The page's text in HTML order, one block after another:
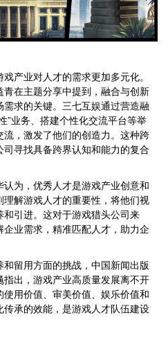
产业对人才的需求更加多元化。
在主题分享中提到，融合与创新
求的关键。三七互娱通过营造融
”业务、搭建个性化交流平台等举
，激发了他们的创造力。这种跨
寻找具备跨界认知和能力的复合
为，优秀人才是游戏产业创意和
解游戏人才的重要性，将他们视
引进。这对于游戏猎头公司来
业需求，精准匹配人才，助力企
留用方面的挑战，中国新闻出版
出，游戏产业高质量发展离不开
用价值、审美价值、娱乐价值和
承的效能，是游戏人才队伍建设